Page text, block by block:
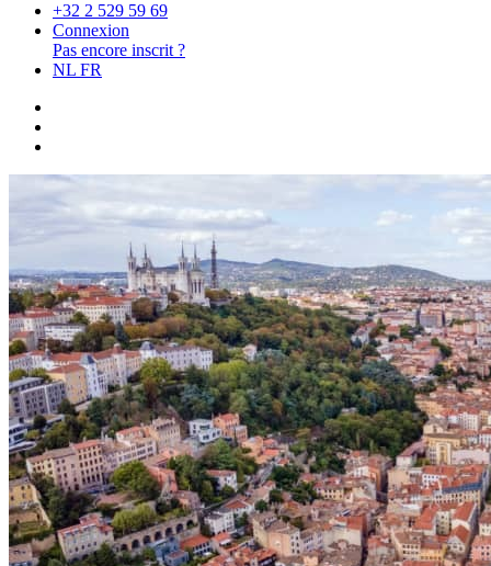
+32 2 529 59 69
Connexion
Pas encore inscrit ?
NL FR